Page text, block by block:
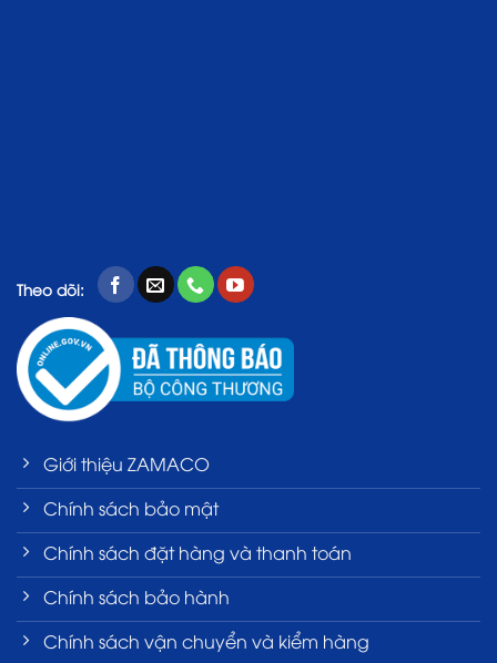
Theo dõi:
Giới thiệu ZAMACO
Chính sách bảo mật
Chính sách đặt hàng và thanh toán
Chính sách bảo hành
Chính sách vận chuyển và kiểm hàng